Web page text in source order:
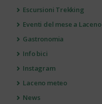
Escursioni Trekking
Eventi del mese a Laceno
Gastronomia
Info bici
Instagram
Laceno meteo
News